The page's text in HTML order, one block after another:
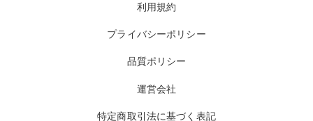
利用規約
プライバシーポリシー
品質ポリシー
運営会社
特定商取引法に基づく表記